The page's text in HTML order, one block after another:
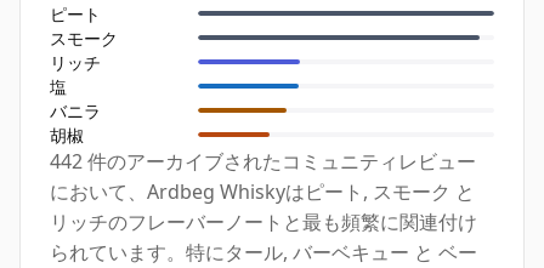
ピート
スモーク
リッチ
塩
バニラ
胡椒
442 件のアーカイブされたコミュニティレビュー
において、Ardbeg Whiskyはピート, スモーク と
リッチのフレーバーノートと最も頻繁に関連付け
られています。特にタール, バーベキュー と ベー